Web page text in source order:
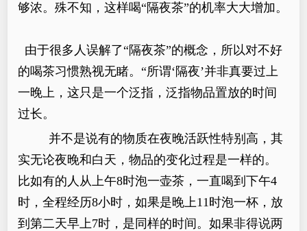
够浓。殊不知，这样喝“隔夜茶”的机率大大增加。
由于很多人误解了“隔夜茶”的概念，所以对不好
的喝茶习惯熟视无睹。“所谓‘隔夜’并非真要过上
一晚上，这只是一个泛指，泛指物品置放的时间
过长。
并不是说有的物质在夜晚活跃性特别高，其
实无论夜晚和白天，物品的变化过程是一样的。
比如有的人从上午8时泡一壶茶，一直喝到下午4
时，全程经历8小时，如果是晚上11时泡一杯，放
到第二天早上7时，是同样的时间。如果非得说两